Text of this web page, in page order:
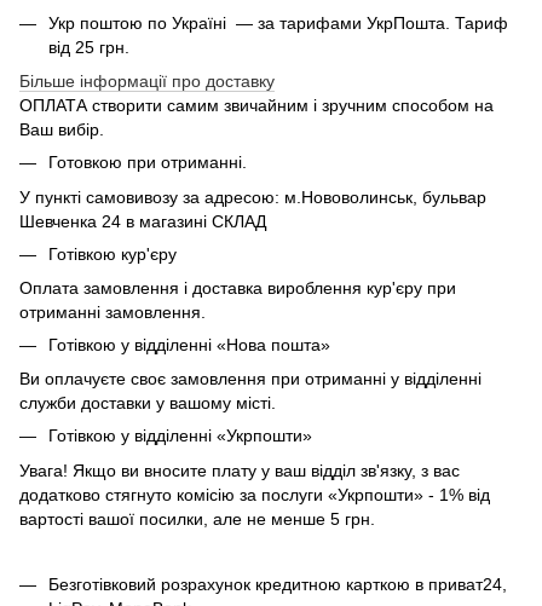
Укр поштою по Україні — за тарифами УкрПошта. Тариф
від 25 грн.
Більше інформації про доставку
ОПЛАТА створити самим звичайним і зручним способом на
Ваш вибір.
Готовкою при отриманні.
У пункті самовивозу за адресою: м.Нововолинськ, бульвар
Шевченка 24 в магазині СКЛАД
Готівкою кур'єру
Оплата замовлення і доставка вироблення кур'єру при
отриманні замовлення.
Готівкою у відділенні «Нова пошта»
Ви оплачуєте своє замовлення при отриманні у відділенні
служби доставки у вашому місті.
Готівкою у відділенні «Укрпошти»
Увага! Якщо ви вносите плату у ваш відділ зв'язку, з вас
додатково стягнуто комісію за послуги «Укрпошти» - 1% від
вартості вашої посилки, але не менше 5 грн.
Безготівковий розрахунок кредитною карткою в приват24,